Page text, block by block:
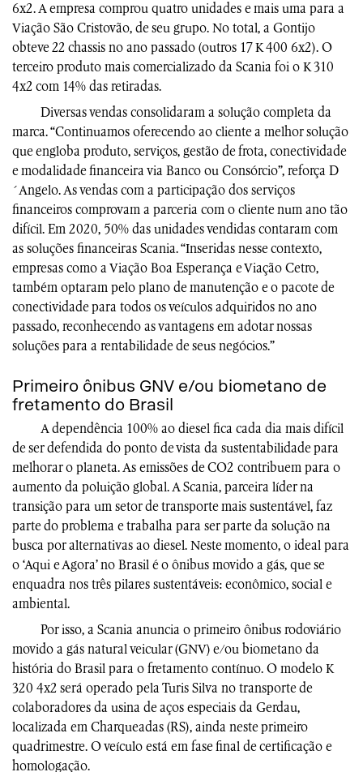
6x2. A empresa comprou quatro unidades e mais uma para a
Viação São Cristovão, de seu grupo. No total, a Gontijo
obteve 22 chassis no ano passado (outros 17 K 400 6x2). O
terceiro produto mais comercializado da Scania foi o K 310
4x2 com 14% das retiradas.
Diversas vendas consolidaram a solução completa da
marca. “Continuamos oferecendo ao cliente a melhor solução
que engloba produto, serviços, gestão de frota, conectividade
e modalidade financeira via Banco ou Consórcio”, reforça D
´Angelo. As vendas com a participação dos serviços
financeiros comprovam a parceria com o cliente num ano tão
difícil. Em 2020, 50% das unidades vendidas contaram com
as soluções financeiras Scania. “Inseridas nesse contexto,
empresas como a Viação Boa Esperança e Viação Cetro,
também optaram pelo plano de manutenção e o pacote de
conectividade para todos os veículos adquiridos no ano
passado, reconhecendo as vantagens em adotar nossas
soluções para a rentabilidade de seus negócios.”
Primeiro ônibus GNV e/ou biometano de
fretamento do Brasil
A dependência 100% ao diesel fica cada dia mais difícil
de ser defendida do ponto de vista da sustentabilidade para
melhorar o planeta. As emissões de CO2 contribuem para o
aumento da poluição global. A Scania, parceira líder na
transição para um setor de transporte mais sustentável, faz
parte do problema e trabalha para ser parte da solução na
busca por alternativas ao diesel. Neste momento, o ideal para
o ‘Aqui e Agora’ no Brasil é o ônibus movido a gás, que se
enquadra nos três pilares sustentáveis: econômico, social e
ambiental.
Por isso, a Scania anuncia o primeiro ônibus rodoviário
movido a gás natural veicular (GNV) e/ou biometano da
história do Brasil para o fretamento contínuo. O modelo K
320 4x2 será operado pela Turis Silva no transporte de
colaboradores da usina de aços especiais da Gerdau,
localizada em Charqueadas (RS), ainda neste primeiro
quadrimestre. O veículo está em fase final de certificação e
homologação.